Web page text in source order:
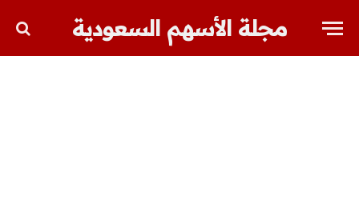
مجلة الأسهم السعودية